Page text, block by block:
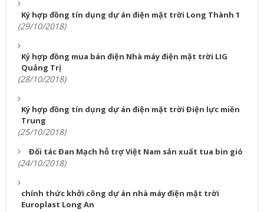
Ký hợp đồng tín dụng dự án điện mặt trời Long Thành 1
(29/10/2018)
Ký hợp đồng mua bán điện Nhà máy điện mặt trời LIG
Quảng Trị
(28/10/2018)
Ký hợp đồng tín dụng dự án điện mặt trời Điện lực miền
Trung
(25/10/2018)
Đối tác Đan Mạch hỗ trợ Việt Nam sản xuất tua bin gió
(24/10/2018)
chính thức khởi công dự án nhà máy điện mặt trời
Europlast Long An